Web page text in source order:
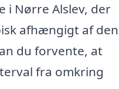
i Nørre Alslev, der
afhængigt af den
du forvente, at
fra omkring